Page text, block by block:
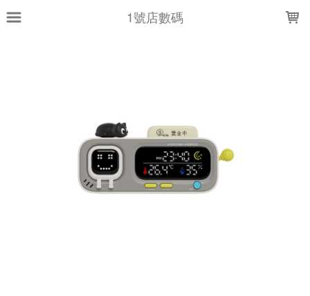
1號店數碼